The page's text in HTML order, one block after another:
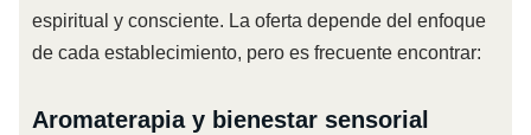
espiritual y consciente. La oferta depende del enfoque
de cada establecimiento, pero es frecuente encontrar:
Aromaterapia y bienestar sensorial